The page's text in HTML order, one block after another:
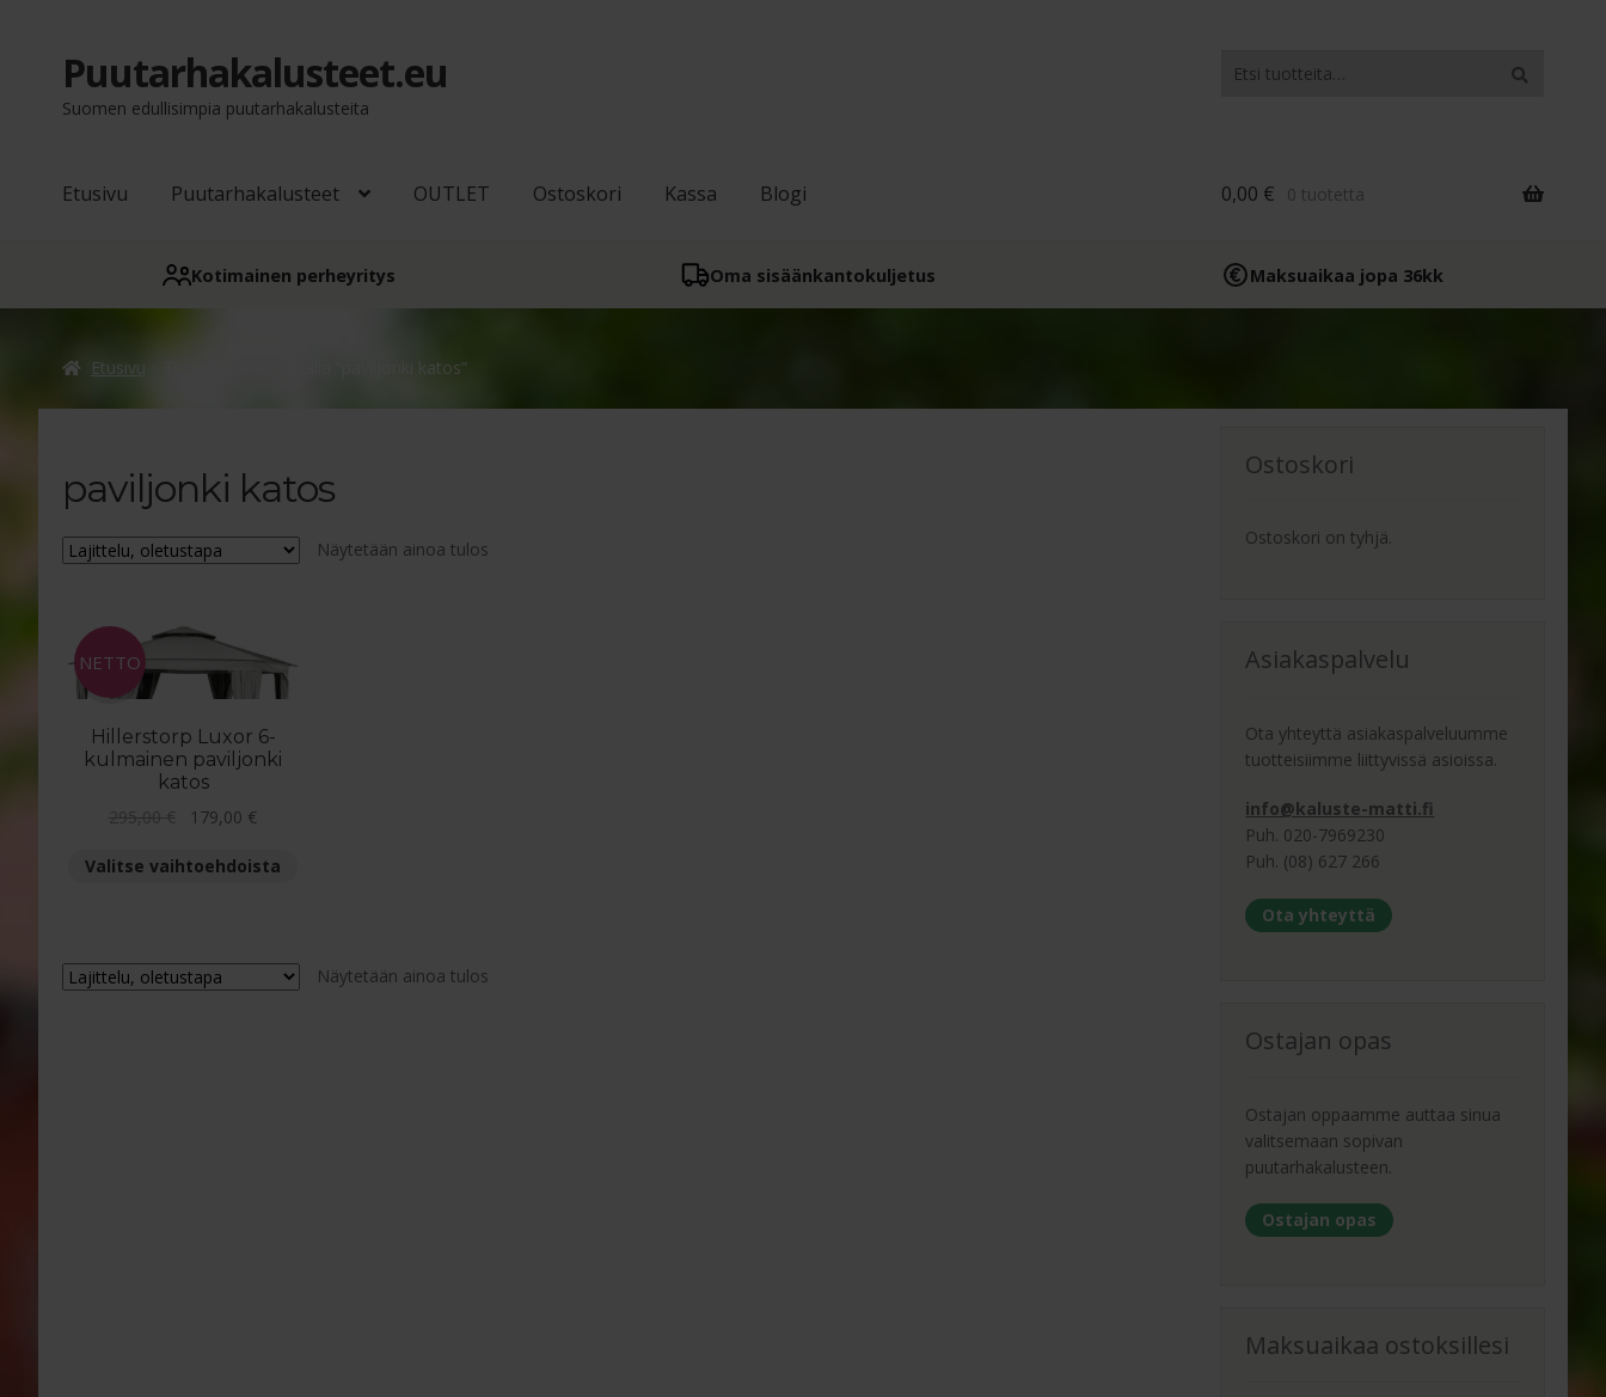
Siirry
navigointiin
Siirry
sisältöön
Puutarhakalusteet.eu
Suomen edullisimpia puutarhakalusteita
Haku
Etusivu Puutarhakalusteet OUTLET Ostoskori Kassa Blogi 0,00 € 0 tuotetta
Kotimainen perheyritys Oma sisään­kantokuljetus Maksuaikaa jopa 36kk
Etusivu Tuotteet avainsanalla “paviljonki katos”
paviljonki katos
Näytetään ainoa tulos
Hillerstorp Luxor 6-
kulmainen paviljonki
katos
NETTO
295,00€
Alkuperäinen
oli:
179,00 €
on:
Valitse vaihtoehdoista
muunnelma.
Voit
Näytetään ainoa tulos
Ostoskori
Ostoskori on tyhjä.
Asiakaspalvelu
Ota yhteyttä asiakaspalveluumme
tuotteisiimme liittyvissä asioissa.
info@kaluste-matti.fi
Puh. 020-7969230
Puh. (08) 627 266
Ota yhteyttä
Ostajan opas
Ostajan oppaamme auttaa sinua
valitsemaan sopivan
puutarhakalusteen.
Ostajan opas
Maksuaikaa ostoksillesi